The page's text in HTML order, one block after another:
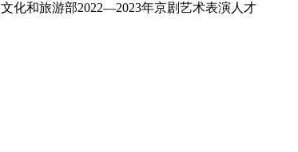
化和旅游部2022—2023年京剧艺术表演人才